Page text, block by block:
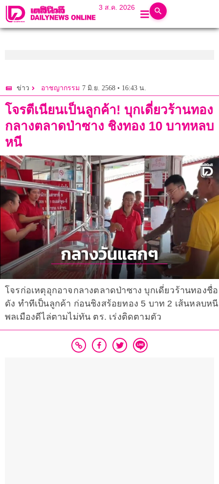
3 ส.ค. 2026
ข่าว อาชญากรรม 7 มิ.ย. 2568 • 16:43 น.
โจรตีเนียนเป็นลูกค้า! บุกเดี่ยวร้านทอง
กลางตลาดป่าซาง ชิงทอง 10 บาทหลบ
หนี
โจรก่อเหตุอุกอาจกลางตลาดป่าซาง บุกเดี่ยวร้านทองชื่อ
ดัง ทำทีเป็นลูกค้า ก่อนชิงสร้อยทอง 5 บาท 2 เส้นหลบหนี
พลเมืองดีไล่ตามไม่ทัน ตร. เร่งติดตามตัว